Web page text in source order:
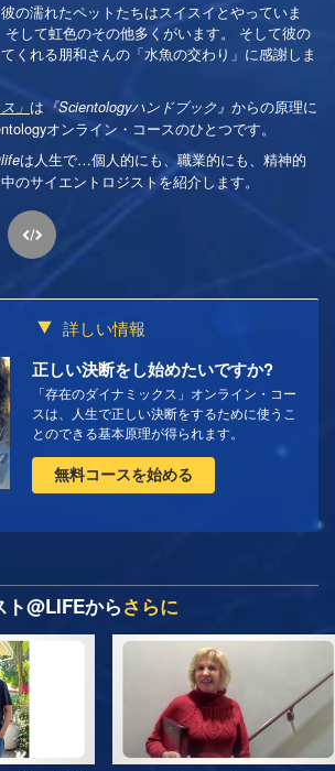
の濡れたペットたちはスイスイとやっていま
して虹色のその他多くがいます。 そして彼の
くれる朋和さんの「水魚の交わり」に感謝しま
」 は 『Scientologyハンドブック』 からの原理に
オンライン・コースのひとつです。
は人生で…個人的にも、職業的にも、精神的
のサイエントロジストを紹介します。
詳しい情報
正しい決断をし始めたいですか?
「存在のダイナミックス」オンライン・コー
スは、人生で正しい決断をするために使うこ
とのできる基本原理が得られます。
無料コースを始める
@LIFEからさらに